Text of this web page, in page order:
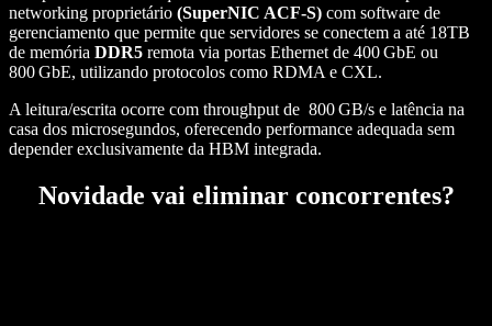
networking proprietário (SuperNIC ACF‑S) com software de
gerenciamento que permite que servidores se conectem a até 18TB
de memória DDR5 remota via portas Ethernet de 400 GbE ou
800 GbE, utilizando protocolos como RDMA e CXL.
A leitura/escrita ocorre com throughput de 800 GB/s e latência na
casa dos microsegundos, oferecendo performance adequada sem
depender exclusivamente da HBM integrada.
Novidade vai eliminar concorrentes?